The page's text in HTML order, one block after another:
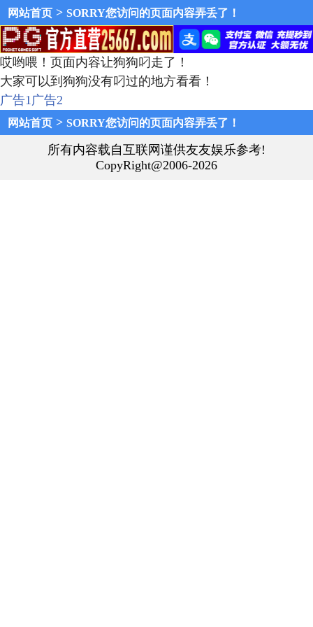
网站首页 > SORRY您访问的页面内容弄丢了！
哎哟喂！页面内容让狗狗叼走了！
大家可以到狗狗没有叼过的地方看看！
广告1广告2
网站首页 > SORRY您访问的页面内容弄丢了！
所有内容载自互联网谨供友友娱乐参考!
CopyRight@2006-2026